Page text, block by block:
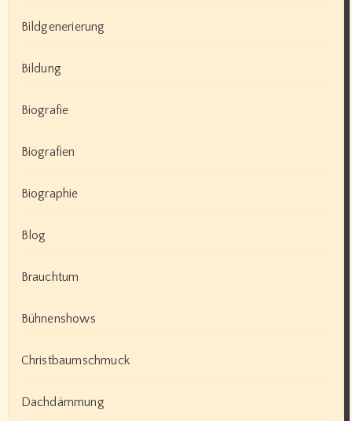
Bildgenerierung
Bildung
Biografie
Biografien
Biographie
Blog
Brauchtum
Bühnenshows
Christbaumschmuck
Dachdämmung